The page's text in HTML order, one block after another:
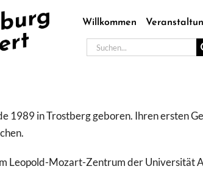
Willkommen
Suche
1989 in Trostberg geboren. Ihren ersten
Leopold-Mozart-Zentrum der Universität